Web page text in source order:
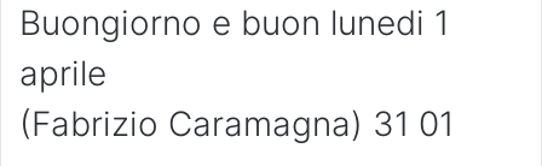
Buongiorno e buon lunedi 1
aprile
(Fabrizio Caramagna) 31 01